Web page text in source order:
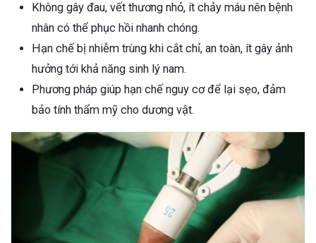
Không gây đau, vết thương nhỏ, ít chảy máu nên bệnh
nhân có thể phục hồi nhanh chóng.
Hạn chế bị nhiễm trùng khi cắt chỉ, an toàn, ít gây ảnh
hưởng tới khả năng sinh lý nam.
Phương pháp giúp hạn chế nguy cơ để lại sẹo, đảm
bảo tính thẩm mỹ cho dương vật.